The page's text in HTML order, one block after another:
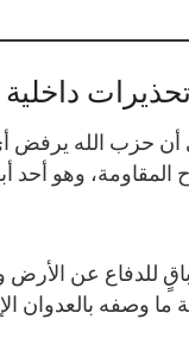
داخلية
أن حزب الله
المقاومة، وهو
للدفاع عن
وصفه بالعدوان